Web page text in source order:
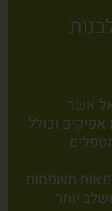
אשר
וכולל
ומאות משפחות
יותר